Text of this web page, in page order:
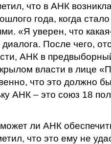
что в АНК
года, когда
«Я уверен, что
После чего,
АНК в
власти в лице
что это должно
АНК – это союз 18
ли АНК
что это ему не